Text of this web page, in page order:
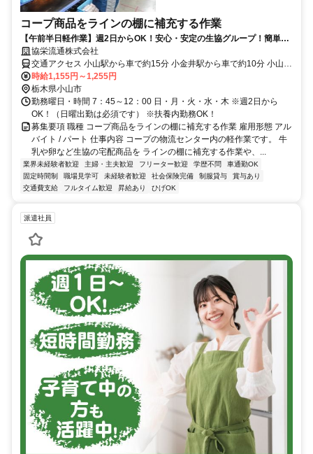
コープ商品をラインの棚に補充する作業
【午前半日軽作業】週2日からOK！安心・安定の生協グループ！簡単な
商品補充作業！社員食堂あり！
協栄流通株式会社
交通アクセス 小山駅から車で約15分 小金井駅から車で約10分 小山駅
から無料送迎バスあり！
時給1,155円～1,255円
栃木県小山市
勤務曜日・時間 7：45～12：00 日・月・火・水・木 ※週2日から
OK！（日曜出勤は必須です） ※扶養内勤務OK！
募集要項 職種 コープ商品をラインの棚に補充する作業 雇用形態 アル
バイト / パート 仕事内容 コープの物流センター内の軽作業です。 牛
乳や卵など生協の宅配商品を ラインの棚に補充する作業や、...
業界未経験者歓迎 主婦・主夫歓迎 フリーター歓迎 学歴不問
車通勤OK
固定時間制
職場見学可 未経験者歓迎 社会保険完備 制服貸与
賞与あり
交通費支給
フルタイム歓迎 昇給あり ひげOK
派遣社員